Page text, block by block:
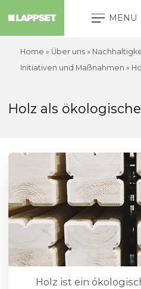
MENU
Home » Über uns »
Initiativen und Maßnahmen »
Holz als
Holz ist ein